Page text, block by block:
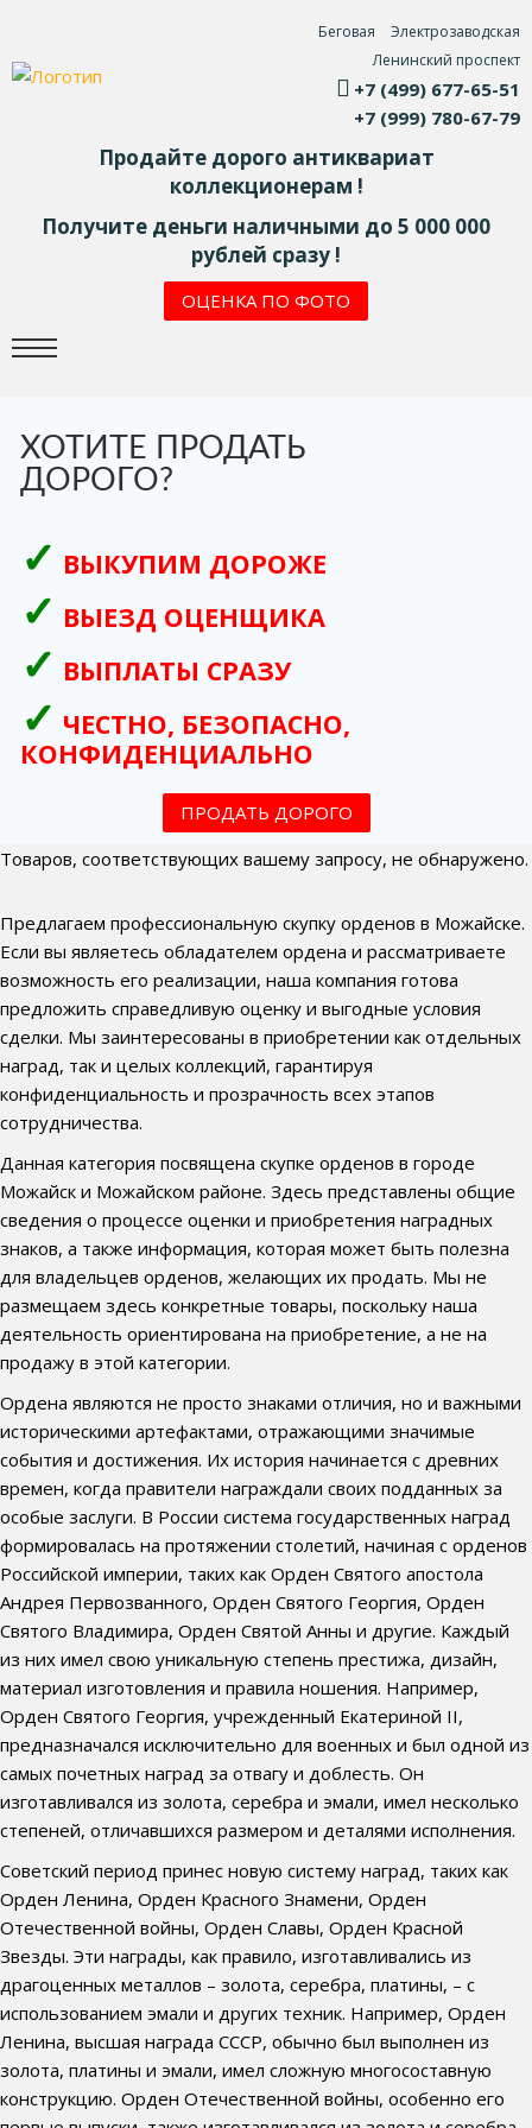
Беговая
Электрозаводская
Ленинский проспект
+7 (499) 677-65-51
+7 (999) 780-67-79
Продайте дорого антиквариат
коллекционерам !
Получите деньги наличными до 5 000 000
рублей сразу !
ОЦЕНКА ПО ФОТО
ХОТИТЕ ПРОДАТЬ
ДОРОГО?
ВЫКУПИМ ДОРОЖЕ
ВЫЕЗД ОЦЕНЩИКА
ВЫПЛАТЫ СРАЗУ
ЧЕСТНО, БЕЗОПАСНО,
КОНФИДЕНЦИАЛЬНО
ПРОДАТЬ ДОРОГО
Товаров, соответствующих вашему запросу, не обнаружено.
Предлагаем профессиональную скупку орденов в Можайске.
Если вы являетесь обладателем ордена и рассматриваете
возможность его реализации, наша компания готова
предложить справедливую оценку и выгодные условия
сделки. Мы заинтересованы в приобретении как отдельных
наград, так и целых коллекций, гарантируя
конфиденциальность и прозрачность всех этапов
сотрудничества.
Данная категория посвящена скупке орденов в городе
Можайск и Можайском районе. Здесь представлены общие
сведения о процессе оценки и приобретения наградных
знаков, а также информация, которая может быть полезна
для владельцев орденов, желающих их продать. Мы не
размещаем здесь конкретные товары, поскольку наша
деятельность ориентирована на приобретение, а не на
продажу в этой категории.
Ордена являются не просто знаками отличия, но и важными
историческими артефактами, отражающими значимые
события и достижения. Их история начинается с древних
времен, когда правители награждали своих подданных за
особые заслуги. В России система государственных наград
формировалась на протяжении столетий, начиная с орденов
Российской империи, таких как Орден Святого апостола
Андрея Первозванного, Орден Святого Георгия, Орден
Святого Владимира, Орден Святой Анны и другие. Каждый
из них имел свою уникальную степень престижа, дизайн,
материал изготовления и правила ношения. Например,
Орден Святого Георгия, учрежденный Екатериной II,
предназначался исключительно для военных и был одной из
самых почетных наград за отвагу и доблесть. Он
изготавливался из золота, серебра и эмали, имел несколько
степеней, отличавшихся размером и деталями исполнения.
Советский период принес новую систему наград, таких как
Орден Ленина, Орден Красного Знамени, Орден
Отечественной войны, Орден Славы, Орден Красной
Звезды. Эти награды, как правило, изготавливались из
драгоценных металлов – золота, серебра, платины, – с
использованием эмали и других техник. Например, Орден
Ленина, высшая награда СССР, обычно был выполнен из
золота, платины и эмали, имел сложную многосоставную
конструкцию. Орден Отечественной войны, особенно его